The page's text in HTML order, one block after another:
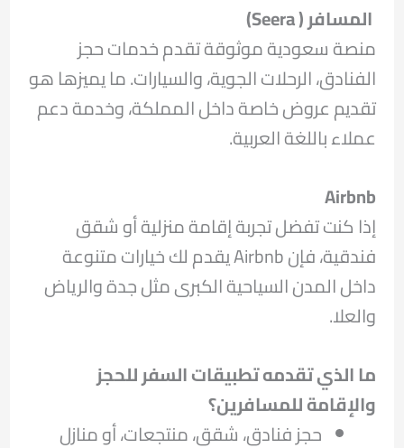
المسافر (Seera
)
منصة سعودية موثوقة تقدم خدمات حجز
الفنادق، الرحلات الجوية، والسيارات. ما يميزها هو
تقديم عروض خاصة داخل المملكة، وخدمة دعم
عملاء باللغة العربية.
Airbnb
إذا كنت تفضل تجربة إقامة منزلية أو شقق
فندقية، فإن Airbnb يقدم لك خيارات متنوعة
داخل المدن السياحية الكبرى مثل جدة والرياض
والعلا.
ما الذي تقدمه تطبيقات السفر للحجز
والإقامة للمسافرين؟
حجز فنادق، شقق، منتجعات، أو منازل